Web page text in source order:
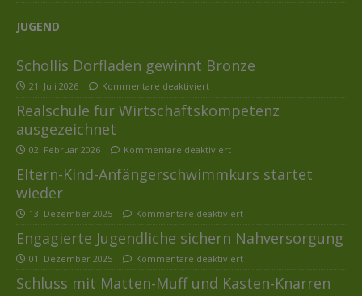
JUGEND
Schollis Dorfladen gewinnt Bronze
21. Juli 2026 Kommentare deaktiviert
Realschule für Wirtschaftskompetenz
ausgezeichnet
02. Februar 2026 Kommentare deaktiviert
Eltern-Kind-Anfängerschwimmkurs startet
wieder
13. Dezember 2025 Kommentare deaktiviert
Engagierte Jugendliche sichern Nahversorgung
01. Dezember 2025 Kommentare deaktiviert
Schluss mit Matten-Muff und Kasten-Knarren